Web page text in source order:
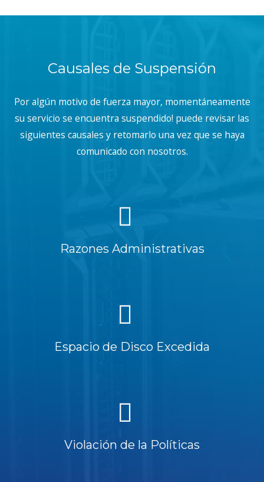
Causales de Suspensión
Por algún motivo de fuerza mayor, momentáneamente
su servicio se encuentra suspendido! puede revisar las
siguientes causales y retomarlo una vez que se haya
comunicado con nosotros.
Razones Administrativas
Espacio de Disco Excedida
Violación de la Políticas